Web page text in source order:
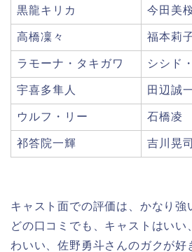
黒龍キリカ 今田美
高橋凜々 福本莉
ラモーナ・タキガワ シシド
宇喜多隼人 田辺誠
ウルフ・リー 石橋凌
祁答院一輝 吉川晃司
キャスト面での評価は、かなり
どの口コミでも、キャストはいい
わいい、佐野勇斗さんのガクが好